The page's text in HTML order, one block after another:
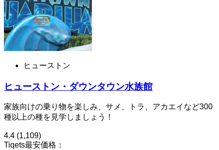
ヒューストン
ヒューストン・ダウンタウン水族館
家族向けの乗り物を楽しみ、サメ、トラ、アカエイなど300
種以上の種を見学しましょう！
4.4 (1,109)
Tiqets最安価格：